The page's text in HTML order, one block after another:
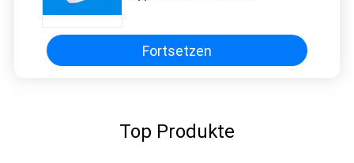
Antiseptikum-70% IPA 2% CHG
Fortsetzen
Top Produkte